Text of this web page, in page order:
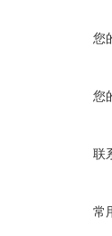
您
您
联
常